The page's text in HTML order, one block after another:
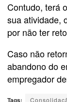
Contudo, terá
sua atividade,
por não ter
Caso não
abandono do
empregador
Tags: